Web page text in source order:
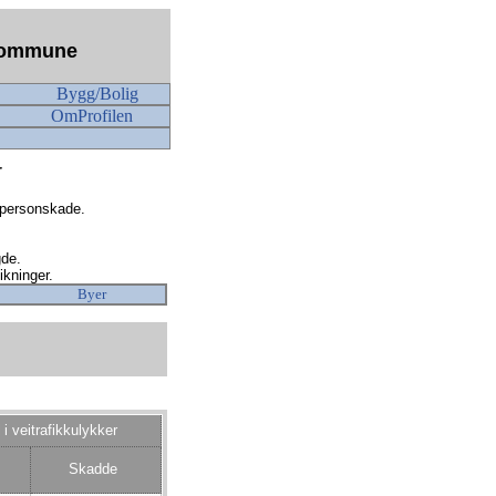
Bygg/Bolig
OmProfilen
Byer
i veitrafikkulykker
Skadde